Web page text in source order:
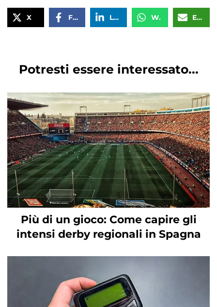
X Facebook LinkedIn WhatsApp Email
Potresti essere interessato...
Più di un gioco: Come capire gli
intensi derby regionali in Spagna